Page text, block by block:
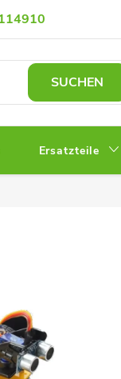
Daten
SUCHEN
Ersatzteile